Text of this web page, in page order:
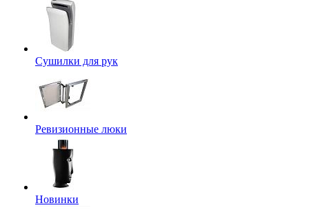
Сушилки для рук
Ревизионные люки
Новинки